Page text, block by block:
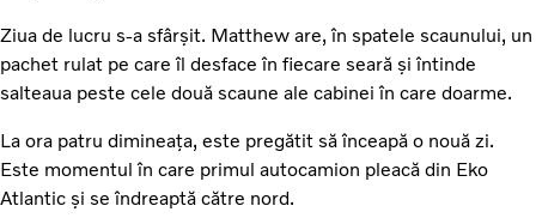
Ziua de lucru s-a sfârșit. Matthew are, în spatele scaunului, un
pachet rulat pe care îl desface în fiecare seară și întinde
salteaua peste cele două scaune ale cabinei în care doarme.
La ora patru dimineața, este pregătit să înceapă o nouă zi.
Este momentul în care primul autocamion pleacă din Eko
Atlantic și se îndreaptă către nord.